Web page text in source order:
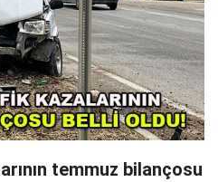
temmuz bilançosu